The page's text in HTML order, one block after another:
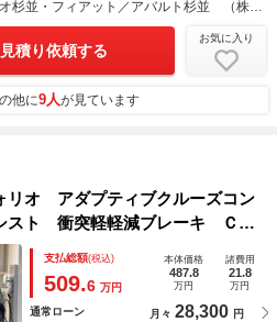
アルファ ロメオ杉並・フィアット／アバルト杉並 （株）アクセル
積り依頼する
お気に入り
他に9人が見ています
リオ アダプティブクルーズコン
スト 衝突軽軽減ブレーキ Ｃａ
前後ドラレコ ＥＴＣ ＨＩＤ
ーナー
支払総額(税込)
509.6 万円
本体価格
487.8
万円
諸費用
21.8
万円
通常ローン 月々 28,300 円